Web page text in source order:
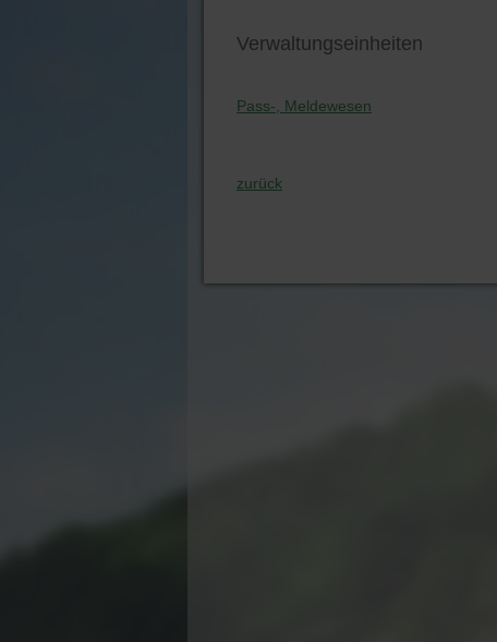
Verwaltungseinheiten
Pass-, Meldewesen
zurück